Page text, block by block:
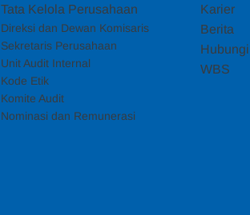
Karier
Berita
WBS
Direksi dan Dewan Komisaris
Sekretaris Perusahaan
Unit Audit Internal
Kode Etik
Komite Audit
Nominasi dan Remunerasi
Tata Kelola Perusahaan